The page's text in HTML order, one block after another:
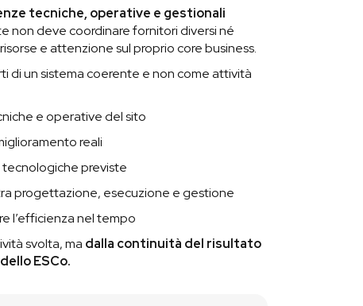
tecniche, operative e gestionali
non deve coordinare fornitori diversi né
e attenzione sul proprio core business.
di un sistema coerente e non come attività
e operative del sito
reali
previste
progettazione, esecuzione e gestione
l’efficienza nel tempo
svolta, ma dalla continuità del risultato
ESCo.